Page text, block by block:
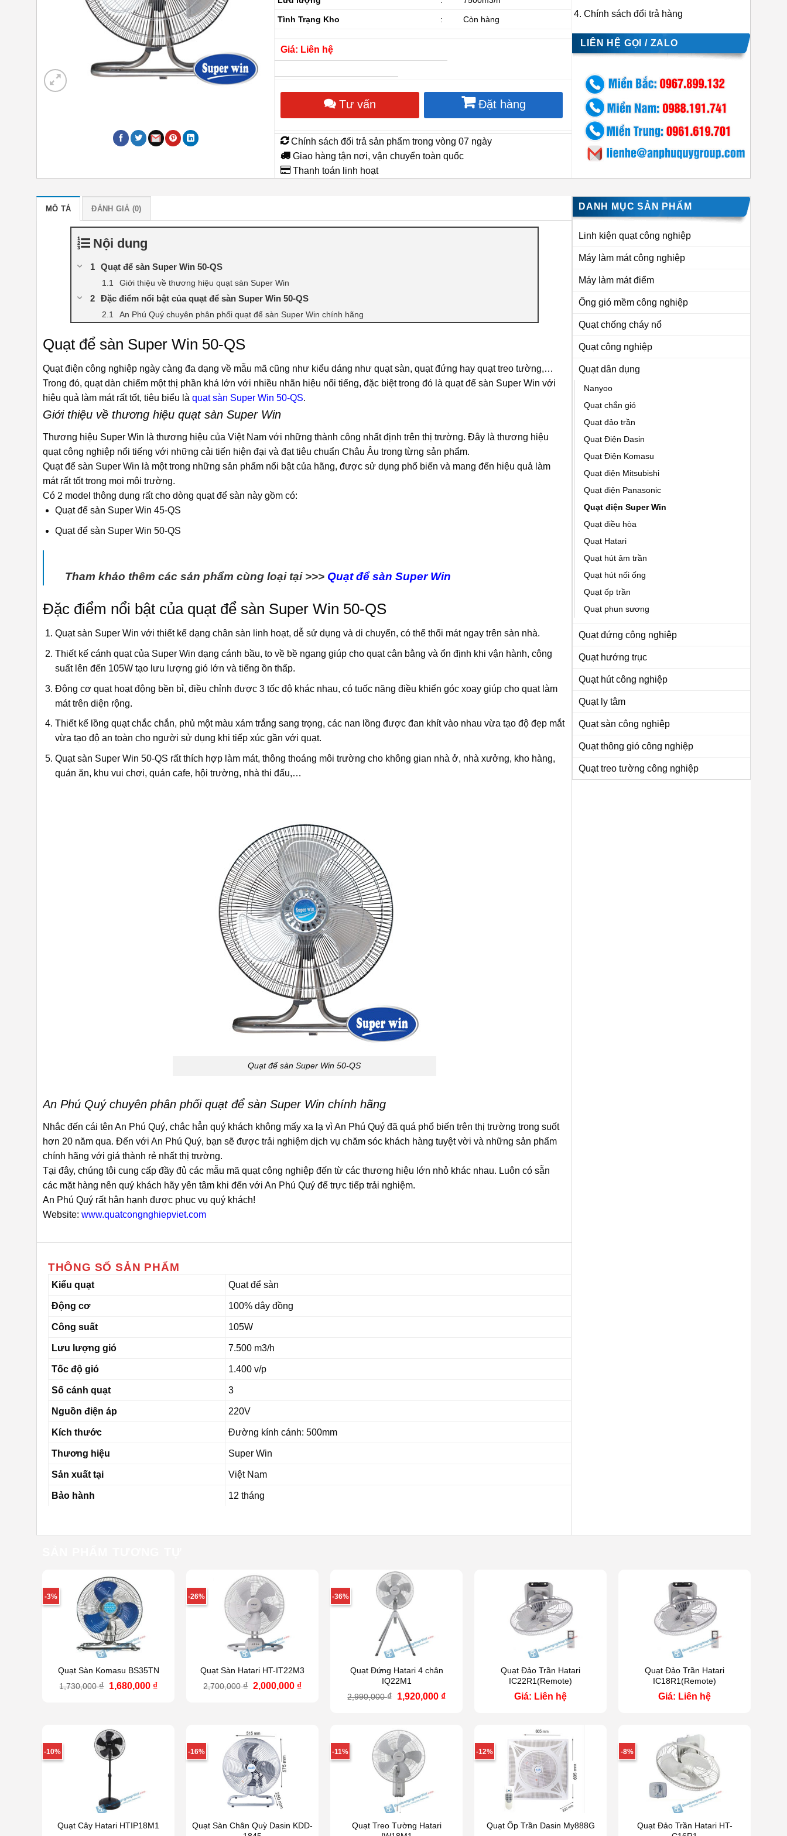
Tình Trạng Kho : Còn hàng
Giá: Liên hệ
Tư vấn Đặt hàng
Chính sách đổi trả sản phẩm trong vòng 07 ngày
Giao hàng tận nơi, vận chuyển toàn quốc
Thanh toán linh hoạt
Chính sách đổi trả hàng
LIÊN HỆ GỌI / ZALO
MÔ TẢ ĐÁNH GIÁ (0)
Nội dung
Quạt để sàn Super Win 50-QS
Giới thiệu về thương hiệu quạt sàn Super Win
Đặc điểm nổi bật của quạt để sàn Super Win 50-QS
An Phú Quý chuyên phân phối quạt để sàn Super Win chính hãng
Quạt để sàn Super Win 50-QS
Quạt điện công nghiệp ngày càng đa dạng về mẫu mã cũng như kiểu dáng như quạt sàn, quạt đứng hay quạt treo tường,…
Trong đó, quạt dàn chiếm một thị phần khá lớn với nhiều nhãn hiệu nổi tiếng, đặc biệt trong đó là quạt để sàn Super Win với
hiệu quả làm mát rất tốt, tiêu biểu là quạt sàn Super Win 50-QS.
Giới thiệu về thương hiệu quạt sàn Super Win
Thương hiệu Super Win là thương hiệu của Việt Nam với những thành công nhất định trên thị trường. Đây là thương hiệu
quạt công nghiệp nổi tiếng với những cải tiến hiện đại và đạt tiêu chuẩn Châu Âu trong từng sản phẩm.
Quạt để sàn Super Win là một trong những sản phẩm nổi bật của hãng, được sử dụng phổ biến và mang đến hiệu quả làm
mát rất tốt trong mọi môi trường.
Có 2 model thông dụng rất cho dòng quạt để sàn này gồm có:
Quạt để sàn Super Win 45-QS
Quạt để sàn Super Win 50-QS
Tham khảo thêm các sản phẩm cùng loại tại >>> Quạt để sàn Super Win
Đặc điểm nổi bật của quạt để sàn Super Win 50-QS
Quạt sàn Super Win với thiết kế dạng chân sàn linh hoạt, dễ sử dụng và di chuyển, có thể thổi mát ngay trên sàn nhà.
Thiết kế cánh quạt của Super Win dạng cánh bầu, to về bề ngang giúp cho quạt cân bằng và ổn định khi vận hành, công
suất lên đến 105W tạo lưu lượng gió lớn và tiếng ồn thấp.
Động cơ quạt hoạt động bền bỉ, điều chỉnh được 3 tốc độ khác nhau, có tuốc năng điều khiển góc xoay giúp cho quạt làm
mát trên diện rộng.
Thiết kế lồng quạt chắc chắn, phủ một màu xám trắng sang trọng, các nan lồng được đan khít vào nhau vừa tạo độ đẹp mắt
vừa tạo độ an toàn cho người sử dụng khi tiếp xúc gần với quạt.
Quạt sàn Super Win 50-QS rất thích hợp làm mát, thông thoáng môi trường cho không gian nhà ở, nhà xưởng, kho hàng,
quán ăn, khu vui chơi, quán cafe, hội trường, nhà thi đấu,…
Quạt để sàn Super Win 50-QS
An Phú Quý chuyên phân phối quạt để sàn Super Win chính hãng
Nhắc đến cái tên An Phú Quý, chắc hẳn quý khách không mấy xa lạ vì An Phú Quý đã quá phổ biến trên thị trường trong suốt
hơn 20 năm qua. Đến với An Phú Quý, bạn sẽ được trải nghiệm dịch vụ chăm sóc khách hàng tuyệt vời và những sản phẩm
chính hãng với giá thành rẻ nhất thị trường.
Tại đây, chúng tôi cung cấp đầy đủ các mẫu mã quạt công nghiệp đến từ các thương hiệu lớn nhỏ khác nhau. Luôn có sẵn
các mặt hàng nên quý khách hãy yên tâm khi đến với An Phú Quý để trực tiếp trải nghiệm.
An Phú Quý rất hân hạnh được phục vụ quý khách!
Website: www.quatcongnghiepviet.com
THÔNG SỐ SẢN PHẨM
Kiểu quạt Quạt để sàn
Động cơ 100% dây đồng
Công suất 105W
Lưu lượng gió 7.500 m3/h
Tốc độ gió 1.400 v/p
Số cánh quạt 3
Nguồn điện áp 220V
Kích thước Đường kính cánh: 500mm
Thương hiệu Super Win
Sản xuất tại Việt Nam
Bảo hành 12 tháng
DANH MỤC SẢN PHẨM
Linh kiện quạt công nghiệp
Máy làm mát công nghiệp
Máy làm mát điểm
Ống gió mềm công nghiệp
Quạt chống cháy nổ
Quạt công nghiệp
Quạt dân dụng
Nanyoo
Quạt chắn gió
Quạt đảo trần
Quạt Điện Dasin
Quạt Điện Komasu
Quạt điện Mitsubishi
Quạt điện Panasonic
Quạt điện Super Win
Quạt điều hòa
Quạt Hatari
Quạt hút âm trần
Quạt hút nối ống
Quạt ốp trần
Quạt phun sương
Quạt đứng công nghiệp
Quạt hướng trục
Quạt hút công nghiệp
Quạt ly tâm
Quạt sàn công nghiệp
Quạt thông gió công nghiệp
Quạt treo tường công nghiệp
-3%
Quạt Sàn Komasu BS35TN
1,730,000₫ Giá
1,680,000 ₫Giá
-26%
Quạt Sàn Hatari HT-IT22M3
2,700,000₫ Giá
2,000,000 ₫Giá
-36%
Quạt Đứng Hatari 4 chân
IQ22M1
2,990,000₫ Giá
1,920,000 ₫Giá
Quạt Đảo Trần Hatari
IC22R1(Remote)
Giá: Liên hệ
Quạt Đảo Trần Hatari
IC18R1(Remote)
Giá: Liên hệ
-10%
Quạt Cây Hatari HTIP18M1
-16%
Quạt Sàn Chân Quỳ Dasin KDD-
-11%
Quạt Treo Tường Hatari
-12%
Quạt Ốp Trần Dasin My888G
-8%
Quạt Đảo Trần Hatari HT-